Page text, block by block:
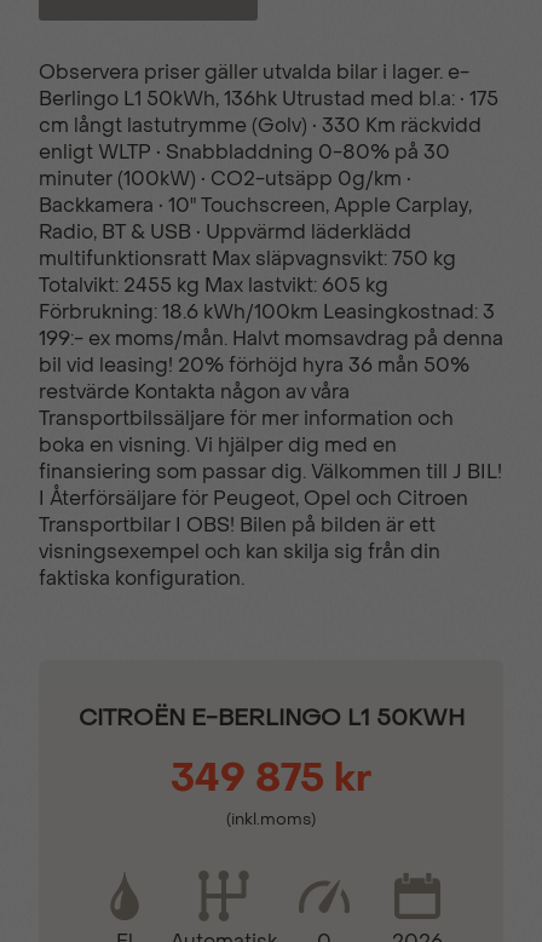
220V uttag i kupé 3-fas laddkabel
4st lastöglor 6st fästöglor i golvet
ABS (låsningsfria
bromsar)
Advanced Comfort
(Komfortsoffa)
Advanced Emergency
braking system
Apple CarPlay®
Automatisk
klimatanläggning
Belysning i
lastutrymmet
Belysning i skåp
Digital serviceindikator Dimstrålkastare
Eljusterbara Eluppvärmd vindruta
Observera priser gäller utvalda bilar i lager. e-
Berlingo L1 50kWh, 136hk Utrustad med bl.a: • 175
cm långt lastutrymme (Golv) • 330 Km räckvidd
enligt WLTP • Snabbladdning 0-80% på 30
minuter (100kW) • CO2-utsäpp 0g/km •
Backkamera • 10" Touchscreen, Apple Carplay,
Radio, BT & USB • Uppvärmd läderklädd
multifunktionsratt Max släpvagnsvikt: 750 kg
Totalvikt: 2455 kg Max lastvikt: 605 kg
Förbrukning: 18.6 kWh/100km Leasingkostnad: 3
199:- ex moms/mån. Halvt momsavdrag på denna
bil vid leasing! 20% förhöjd hyra 36 mån 50%
restvärde Kontakta någon av våra
Transportbilssäljare för mer information och
boka en visning. Vi hjälper dig med en
finansiering som passar dig. Välkommen till J BIL!
I Återförsäljare för Peugeot, Opel och Citroen
Transportbilar I OBS! Bilen på bilden är ett
visningsexempel och kan skilja sig från din
faktiska konfiguration.
CITROËN E-BERLINGO L1 50KWH
349 875 kr
(inkl.moms)